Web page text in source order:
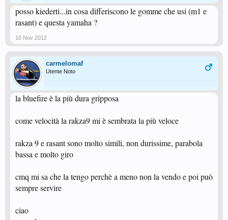
posso kiederti...in cosa differiscono le gomme che usi (m1 e
rasant) e questa yamaha ?
10 Nov 2012
carmelomaf
Utente Noto
la bluefire è la più dura gripposa
come velocità la rakza9 mi è sembrata la più veloce
rakza 9 e rasant sono molto simili, non durissime, parabola
bassa e molto giro
cmq mi sa che la tengo perchè a meno non la vendo e poi può
sempre servire
ciao